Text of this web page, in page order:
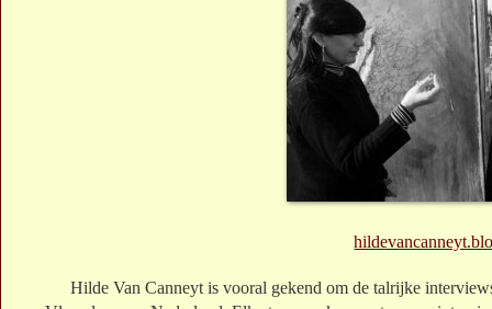
Hilde Van Canneyt is vooral gekend om de talrijke